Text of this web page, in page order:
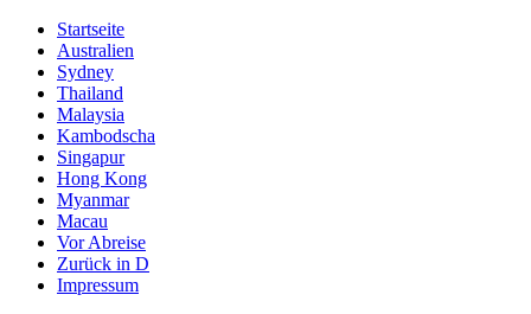
Startseite
Australien
Sydney
Thailand
Malaysia
Kambodscha
Singapur
Hong Kong
Myanmar
Macau
Vor Abreise
Zurück in D
Impressum